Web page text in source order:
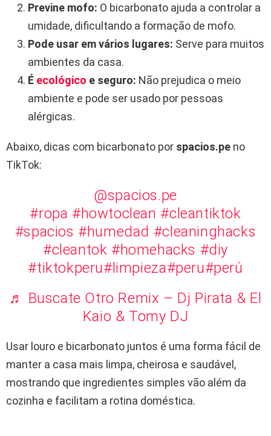
Previne mofo: O bicarbonato ajuda a controlar a
umidade, dificultando a formação de mofo.
Pode usar em vários lugares: Serve para muitos
ambientes da casa.
É ecológico e seguro: Não prejudica o meio
ambiente e pode ser usado por pessoas
alérgicas.
Abaixo, dicas com bicarbonato por spacios.pe no
TikTok:
@spacios.pe
#ropa #howtoclean #cleantiktok
#spacios #humedad #cleaninghacks
#cleantok #homehacks #diy
#tiktokperu#limpieza#peru#perú
♬ Buscate Otro Remix – Dj Pirata & El
Kaio & Tomy DJ
Usar louro e bicarbonato juntos é uma forma fácil de
manter a casa mais limpa, cheirosa e saudável,
mostrando que ingredientes simples vão além da
cozinha e facilitam a rotina doméstica.